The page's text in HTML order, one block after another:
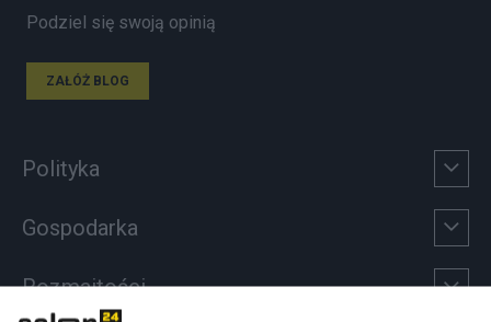
Podziel się swoją opinią
ZAŁÓŻ BLOG
Polityka
Gospodarka
Rozmaitości